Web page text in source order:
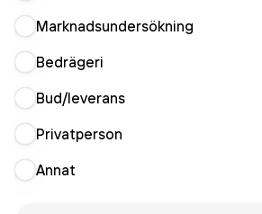
Marknadsundersökning
Bedrägeri
Bud/leverans
Privatperson
Annat